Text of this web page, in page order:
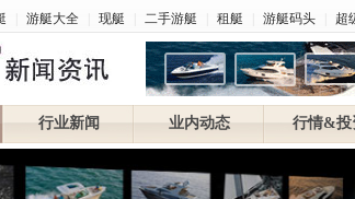
游艇大全 现艇 二手游艇 租艇 游艇码头 超
行业新闻 业内动态 行情&投